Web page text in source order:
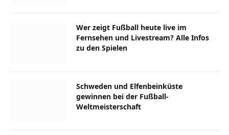
Wer zeigt Fußball heute live im
Fernsehen und Livestream? Alle Infos
zu den Spielen
Schweden und Elfenbeinküste
gewinnen bei der Fußball-
Weltmeisterschaft